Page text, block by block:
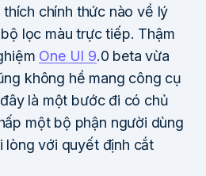
chính thức nào về lý
lọc màu trực tiếp. Thậm
One UI 9.0 beta vừa
không hề mang công cụ
là một bước đi có chủ
một bộ phận người dùng
lòng với quyết định cắt